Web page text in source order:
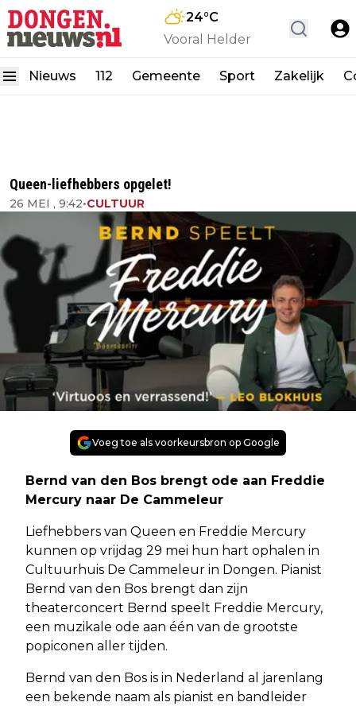
24°C
Vooral Helder
Nieuws 112 Gemeente Sport Zakelijk
Queen-liefhebbers opgelet!
26 MEI , 9:42•CULTUUR
Voeg toe als voorkeursbron op Google
Bernd van den Bos brengt ode aan Freddie
Mercury naar De Cammeleur
Liefhebbers van Queen en Freddie Mercury
kunnen op vrijdag 29 mei hun hart ophalen in
Cultuurhuis De Cammeleur in Dongen. Pianist
Bernd van den Bos brengt dan zijn
theaterconcert Bernd speelt Freddie Mercury,
een muzikale ode aan één van de grootste
popiconen aller tijden.
Bernd van den Bos is in Nederland al jarenlang
een bekende naam als pianist en bandleider